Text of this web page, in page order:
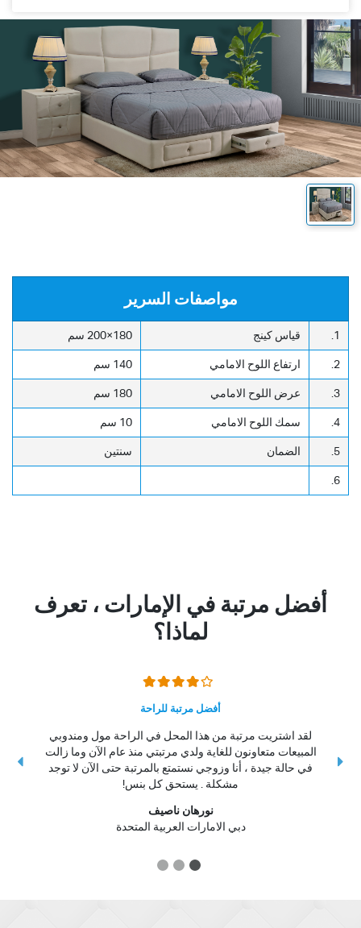
مواصفات السرير
1. قياس كينج 180×200 سم
2. ارتفاع اللوح الامامي 140 سم
3. عرض اللوح الامامي 180 سم
4. سمك اللوح الامامي 10 سم
5. الضمان سنتين
6.
أفضل مرتبة في الإمارات ، تعرف
لماذا؟
أفضل مرتبة للراحة
لقد اشتريت مرتبة من هذا المحل في الراحة مول ومندوبي
المبيعات متعاونون للغاية ولدي مرتبتي منذ عام الآن وما زالت
في حالة جيدة ، أنا وزوجي نستمتع بالمرتبة حتى الآن لا توجد
مشكلة . يستحق كل بنس!
نورهان ناصيف
دبي الامارات العربية المتحدة
1
2
3